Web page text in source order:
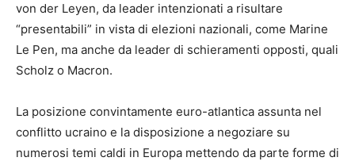
von der Leyen, da leader intenzionati a risultare
“presentabili” in vista di elezioni nazionali, come Marine
Le Pen, ma anche da leader di schieramenti opposti, quali
Scholz o Macron.
La posizione convintamente euro-atlantica assunta nel
conflitto ucraino e la disposizione a negoziare su
numerosi temi caldi in Europa mettendo da parte forme di